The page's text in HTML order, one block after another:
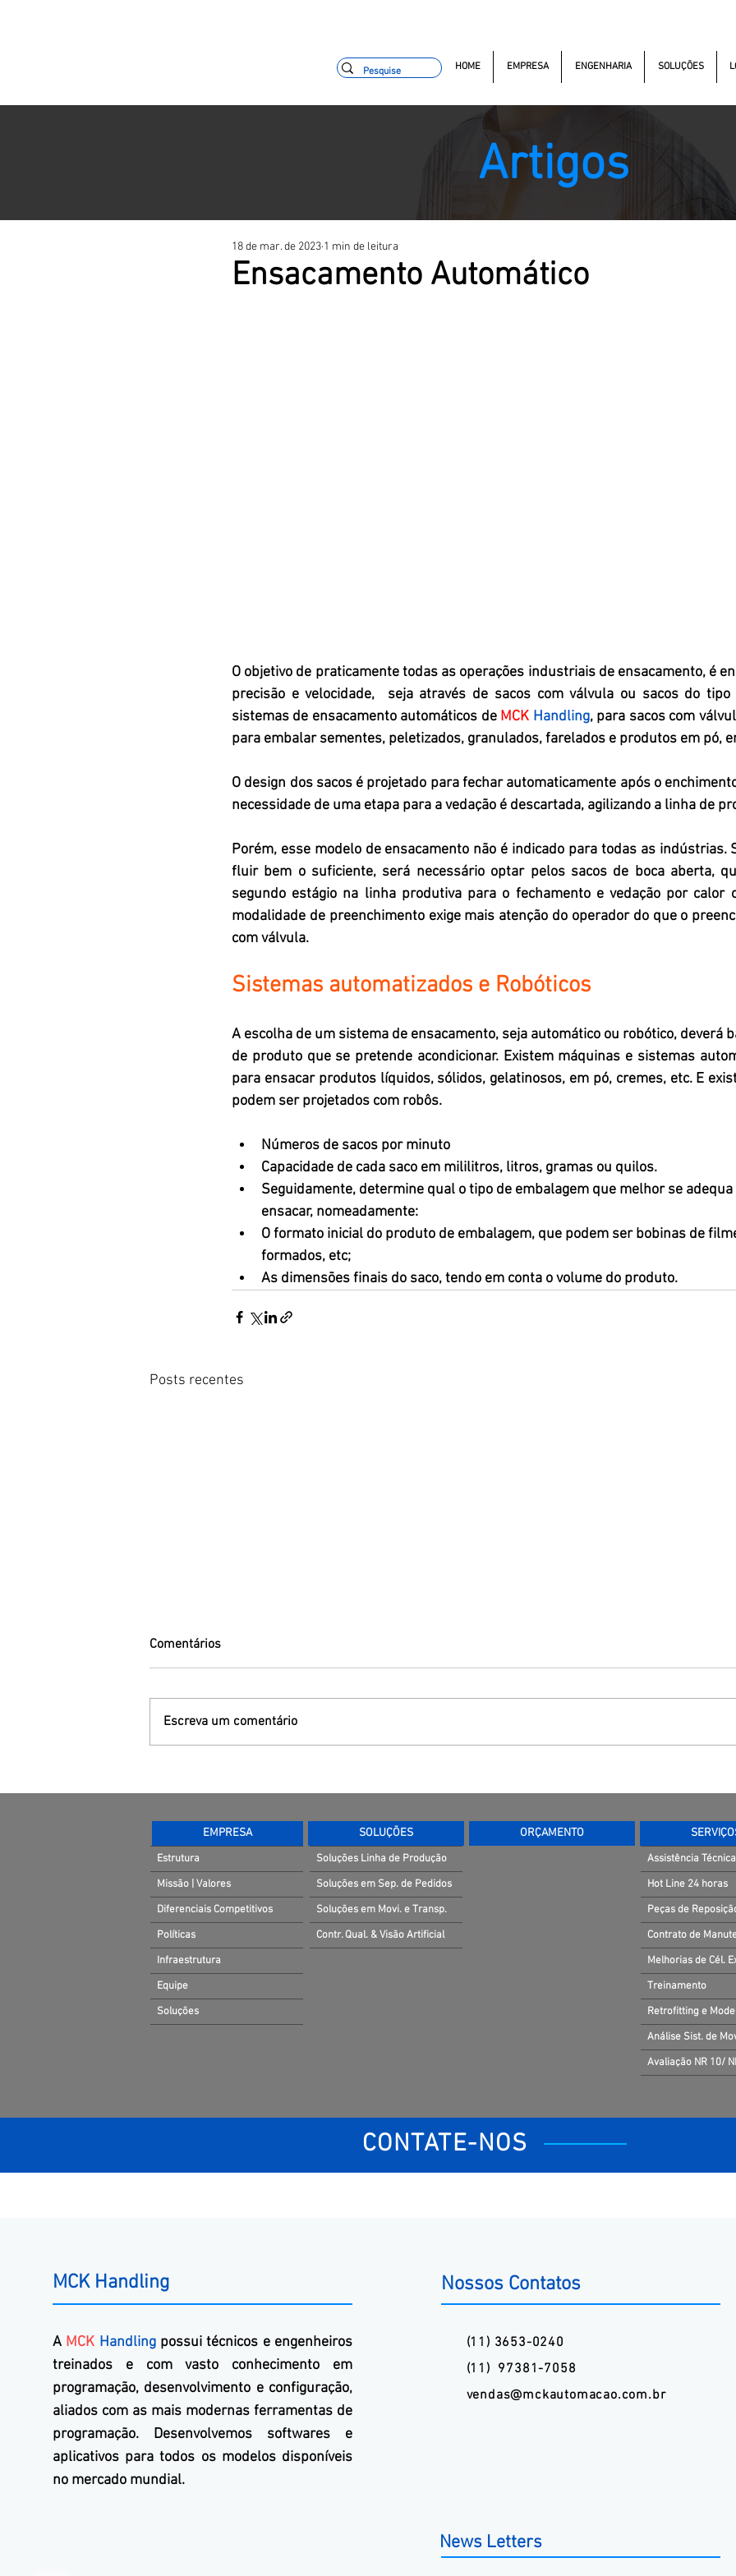
HOME EMPRESA ENGENHARIA SOLUÇÕES
Artigos
Ensacamento Automático
18 de mar. de 2023 1 min de leitura
O objetivo de praticamente todas as operações industriais de ensacamento, é
precisão e velocidade,  seja através de sacos com válvula ou sacos do tipo
sistemas de ensacamento automáticos de MCK Handling, para sacos com
para embalar sementes, peletizados, granulados, farelados e produtos em pó,
O design dos sacos é projetado para fechar automaticamente após o
necessidade de uma etapa para a vedação é descartada, agilizando a linha de
Porém, esse modelo de ensacamento não é indicado para todas as indústrias.
fluir bem o suficiente, será necessário optar pelos sacos de boca aberta,
segundo estágio na linha produtiva para o fechamento e vedação por calor
modalidade de preenchimento exige mais atenção do operador do que o
com válvula.
Sistemas automatizados e Robóticos
A escolha de um sistema de ensacamento, seja automático ou robótico, deverá
de produto que se pretende acondicionar. Existem máquinas e sistemas
para ensacar produtos líquidos, sólidos, gelatinosos, em pó, cremes, etc. E
podem ser projetados com robôs.
Números de sacos por minuto
Capacidade de cada saco em mililitros, litros, gramas ou quilos.
Seguidamente, determine qual o tipo de embalagem que melhor se
ensacar, nomeadamente:
O formato inicial do produto de embalagem, que podem ser bobinas de
formados, etc;
As dimensões finais do saco, tendo em conta o volume do produto.
Posts recentes
granel
Proteções
Comentários
Escreva um comentário
EMPRESA SOLUÇÕES ORÇAMENTO
Estrutura
Missão | Valores
Diferenciais Competitivos
Políticas
Infraestrutura
Equipe
Soluções
Soluções Linha de Produção
Soluções em Sep. de Pedidos
Soluções em Movi. e Transp.
Contr. Qual. & Visão Artificial
Assistência Técnica
Hot Line 24 horas
Peças de
Contrato de
Melhorias de Cél.
Treinamento
Retrofitting e
Análise Sist. de
Avaliação NR 10/
CONTATE-NOS
MCK Handling
A MCK Handlingpossui técnicos e engenheiros
treinados e com vasto conhecimento em
programação, desenvolvimento e configuração,
aliados com as mais modernas ferramentas de
programação. Desenvolvemos softwares e
aplicativos para todos os modelos disponíveis
no mercado mundial.
Nossos Contatos
(11) 3653-0240
(11) 97381-7058
vendas@mckautomacao.com.br
News Letters